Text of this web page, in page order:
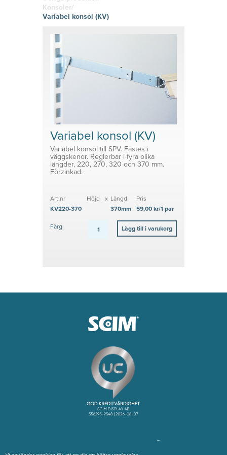
vinyl
Självhäftand
e eller
Prisvärda
lösningar
hitta den
känslan i
Skyltklämmor
System för avdelare
Medicinsk Skyddsutrustning
Tillbehör ESL enheter
Konsoler/
Variabel konsol (KV)
Variabel konsol (KV)
Variabel konsol till SPV. Fästes i
väggskenor. Reglerbar i fyra olika
längder, 220, 270, 320 och 370 mm.
Förzinkad.
Art.nr
KV220-370
Höjd x Längd
370mm
Pris
59,00 kr/1 par
Färg